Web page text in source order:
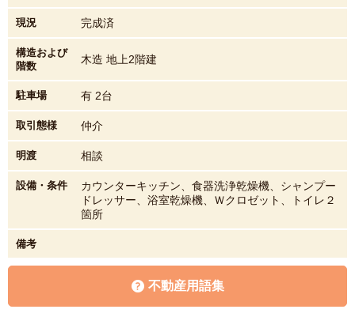
現況 完成済
構造および
階数
木造 地上2階建
駐車場 有 2台
取引態様 仲介
明渡 相談
設備・条件
カウンターキッチン、食器洗浄乾燥機、シャンプー
ドレッサー、浴室乾燥機、Ｗクロゼット、トイレ２
箇所
備考
不動産用語集